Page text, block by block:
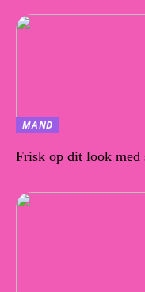
MAND
Frisk op dit look